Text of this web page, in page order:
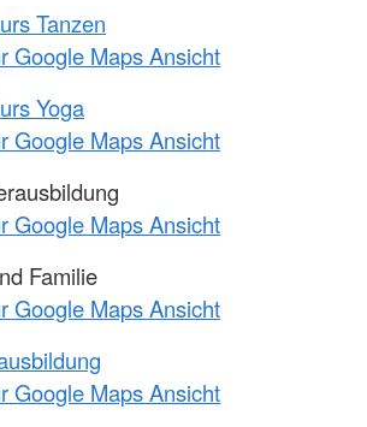
Tanzen
Google Maps Ansicht
Yoga
Google Maps Ansicht
Google Maps Ansicht
Familie
Google Maps Ansicht
Google Maps Ansicht